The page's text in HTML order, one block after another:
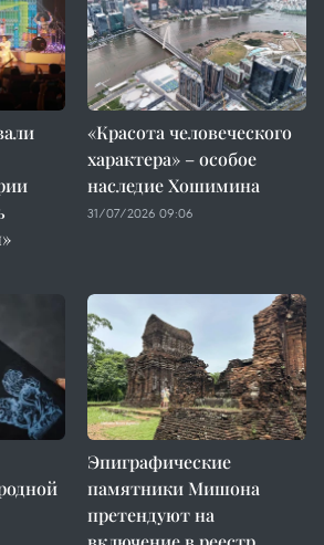
«Красота человеческого
характера» – особое
наследие Хошимина
31/07/2026 09:06
Эпиграфические
памятники Мишона
претендуют на